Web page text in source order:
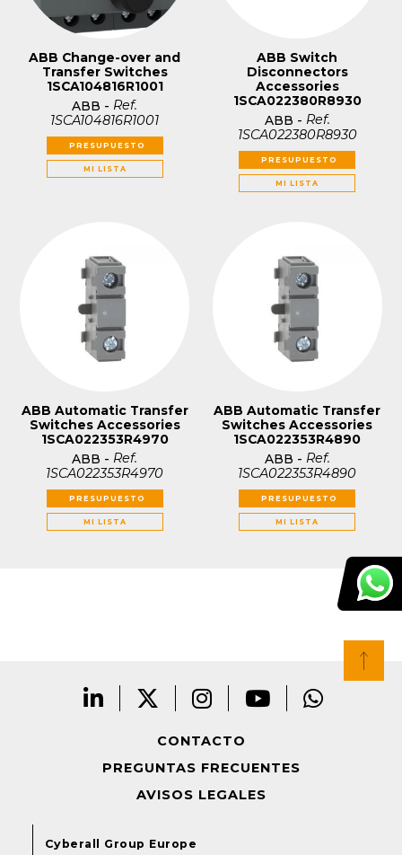
ABB Change-over and
Transfer Switches
1SCA104816R1001
ABB - Ref.
1SCA104816R1001
PRESUPUESTO
MI LISTA
ABB Switch
Disconnectors
Accessories
1SCA022380R8930
ABB - Ref.
1SCA022380R8930
PRESUPUESTO
MI LISTA
ABB Automatic Transfer
Switches Accessories
1SCA022353R4970
ABB - Ref.
1SCA022353R4970
PRESUPUESTO
MI LISTA
ABB Automatic Transfer
Switches Accessories
1SCA022353R4890
ABB - Ref.
1SCA022353R4890
PRESUPUESTO
MI LISTA
CONTACTO
PREGUNTAS FRECUENTES
AVISOS LEGALES
Cyberall Group Europe